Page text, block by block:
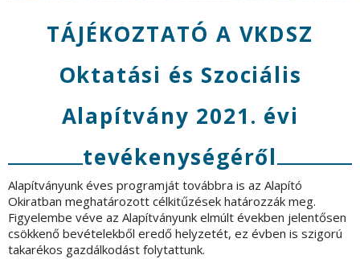
TÁJÉKOZTATÓ A VKDSZ
Oktatási és Szociális
Alapítvány 2021. évi
tevékenységéről
Alapítványunk éves programját továbbra is az Alapító
Okiratban meghatározott célkitűzések határozzák meg.
Figyelembe véve az Alapítványunk elmúlt években jelentősen
csökkenő bevételekből eredő helyzetét, ez évben is szigorú
takarékos gazdálkodást folytattunk.